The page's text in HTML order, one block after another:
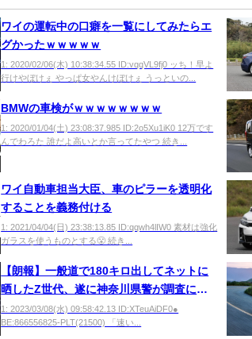
ワイの運転中の口癖を一覧にしてみたらエ
グかったｗｗｗｗｗ
1: 2020/02/06(木) 10:38:34.55 ID:vqqVL9fj0 ッち！早よ
行けやぼけぇ やっぱ女やんけぼけぇ うっといの...
BMWの車検がｗｗｗｗｗｗｗｗ
1: 2020/01/04(土) 23:08:37.985 ID:2o5Xu1iK0 12万です
んでわろた 誰だよ高いとか言ってたやつ 続き...
ワイ自動車担当大臣、車のピラーを透明化
することを義務付ける
1: 2021/04/04(日) 23:38:13.85 ID:qqwh4lIW0 素材は強化
ガラスを使うものとする😤 続き...
【朗報】一般道で180キロ出してネットに
晒したZ世代、遂に神奈川県警が調査に入
る
1: 2023/03/08(水) 09:58:42.13 ID:XTeuAiDF0●
BE:866556825-PLT(21500) 「速い...